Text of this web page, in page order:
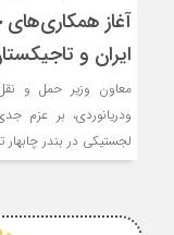
آغاز همکاری‌های
ایران و
معاون وزیر حمل و نقل
و‌دریانوردی، بر عزم
لجستیکی در بندر چابهار